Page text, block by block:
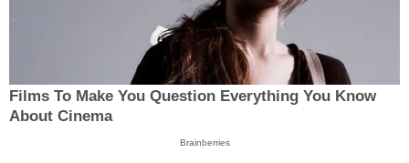
Films To Make You Question Everything You Know
About Cinema
Brainberries